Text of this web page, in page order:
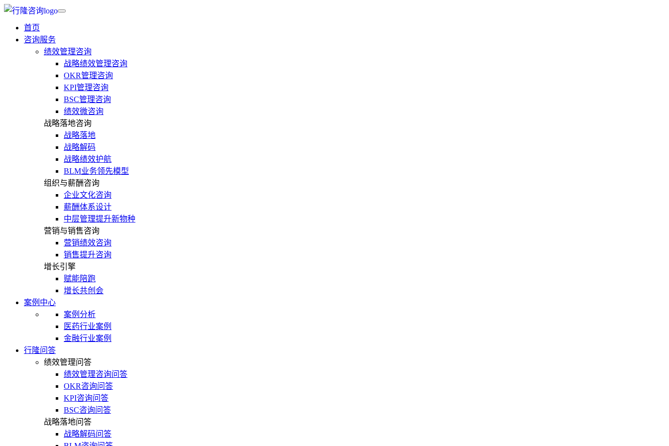
首页
咨询服务
绩效管理咨询
战略绩效管理咨询
OKR管理咨询
KPI管理咨询
BSC管理咨询
绩效微咨询
战略落地咨询
战略落地
战略解码
战略绩效护航
BLM业务领先模型
组织与薪酬咨询
企业文化咨询
薪酬体系设计
中层管理提升新物种
营销与销售咨询
营销绩效咨询
销售提升咨询
增长引擎
赋能陪跑
增长共创会
案例中心
案例分析
医药行业案例
金融行业案例
行隆问答
绩效管理问答
绩效管理咨询问答
OKR咨询问答
KPI咨询问答
BSC咨询问答
战略落地问答
战略解码问答